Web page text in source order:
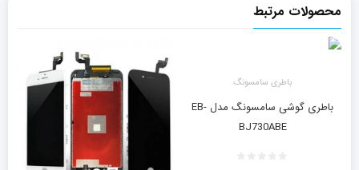
محصولات مرتبط
باطری سامسونگ
باطری گوشی سامسونگ مدل EB-
BJ730ABE